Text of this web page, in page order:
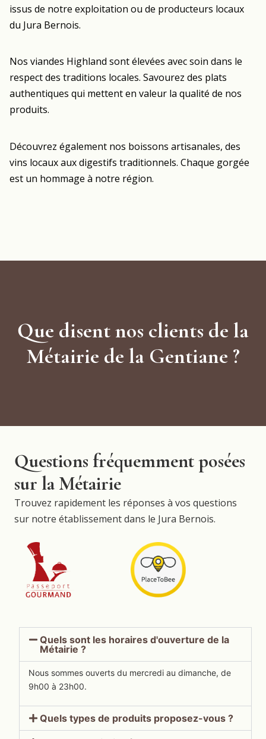
issus de notre exploitation ou de producteurs locaux
du Jura Bernois.
Nos viandes Highland sont élevées avec soin dans le
respect des traditions locales. Savourez des plats
authentiques qui mettent en valeur la qualité de nos
produits.
Découvrez également nos boissons artisanales, des
vins locaux aux digestifs traditionnels. Chaque gorgée
est un hommage à notre région.
Que disent nos clients de la
Métairie de la Gentiane ?
Questions fréquemment posées
sur la Métairie
Trouvez rapidement les réponses à vos questions
sur notre établissement dans le Jura Bernois.
Quels sont les horaires d'ouverture de la
Métairie ?
Nous sommes ouverts du mercredi au dimanche, de
9h00 à 23h00.
Quels types de produits proposez-vous ?